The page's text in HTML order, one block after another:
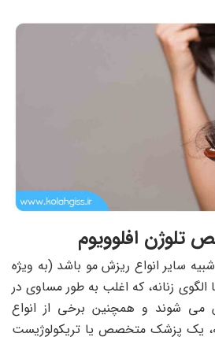
افلوویوم
سایر انواع ریزش مو باشد (به ویژه
زنانه، که اغلب به طور مساوی در
شوند و همچنین برخی از انواع
یک پزشک متخصص یا تریکولوژیست